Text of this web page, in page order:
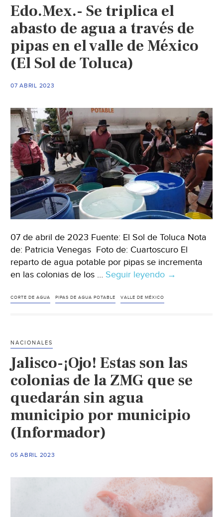
colonias
afectadas
en
Santo.
(tv
azteca)
Edo.Mex.- Se triplica el
abasto de agua a través de
pipas en el valle de México
(El Sol de Toluca)
07 ABRIL 2023
07 de abril de 2023 Fuente: El Sol de Toluca Nota
de: Patricia Venegas Foto de: Cuartoscuro El
reparto de agua potable por pipas se incrementa
en las colonias de los … Seguir leyendo Edo.Mex.-
de
en
el
Sol
de
Toluca)
→
CORTE DE AGUA PIPAS DE AGUA POTABLE VALLE DE MÉXICO
NACIONALES
Jalisco-¡Ojo! Estas son las
colonias de la ZMG que se
quedarán sin agua
municipio por municipio
(Informador)
05 ABRIL 2023